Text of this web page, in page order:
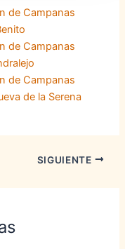
de Campanas
de Campanas
de Campanas
de la Serena
SIGUIENTE